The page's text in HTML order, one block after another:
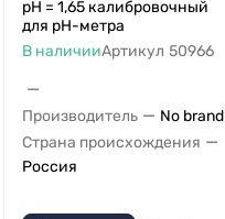
рН = 1,65 калибровочный
для pH-метра
В наличииАртикул 50966
—
Производитель — No brand
Страна происхождения —
Россия